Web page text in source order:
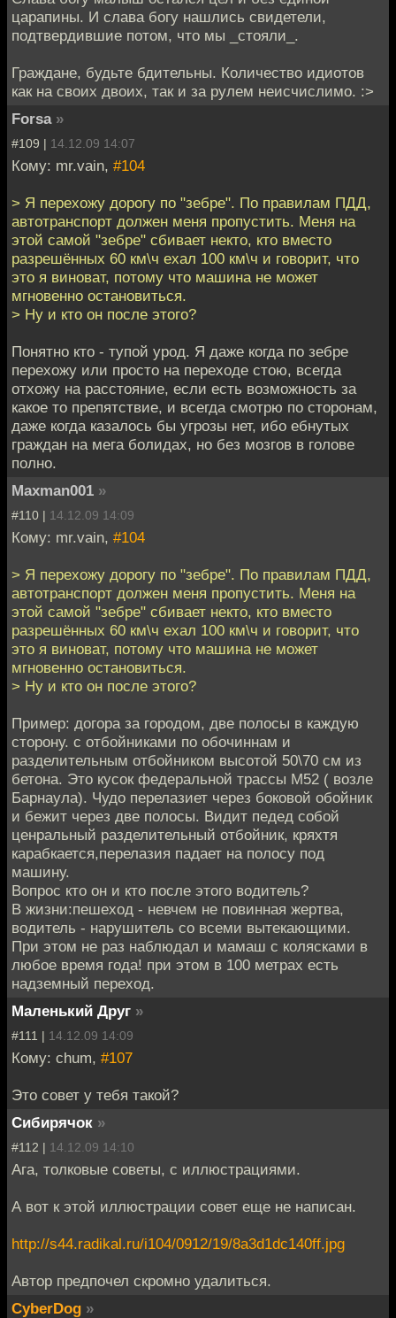
царапины. И слава богу нашлись свидетели,
подтвердившие потом, что мы _стояли_.
Граждане, будьте бдительны. Количество идиотов
как на своих двоих, так и за рулем неисчислимо. :>
Forsa »
#109 | 14.12.09 14:07
Кому: mr.vain, #104
> Я перехожу дорогу по "зебре". По правилам ПДД,
автотранспорт должен меня пропустить. Меня на
этой самой "зебре" сбивает некто, кто вместо
разрешённых 60 км\ч ехал 100 км\ч и говорит, что
это я виноват, потому что машина не может
мгновенно остановиться.
> Ну и кто он после этого?
Понятно кто - тупой урод. Я даже когда по зебре
перехожу или просто на переходе стою, всегда
отхожу на расстояние, если есть возможность за
какое то препятствие, и всегда смотрю по сторонам,
даже когда казалось бы угрозы нет, ибо ебнутых
граждан на мега болидах, но без мозгов в голове
полно.
Maxman001 »
#110 | 14.12.09 14:09
Кому: mr.vain, #104
> Я перехожу дорогу по "зебре". По правилам ПДД,
автотранспорт должен меня пропустить. Меня на
этой самой "зебре" сбивает некто, кто вместо
разрешённых 60 км\ч ехал 100 км\ч и говорит, что
это я виноват, потому что машина не может
мгновенно остановиться.
> Ну и кто он после этого?
Пример: догора за городом, две полосы в каждую
сторону. с отбойниками по обочиннам и
разделительным отбойником высотой 50\70 см из
бетона. Это кусок федеральной трассы М52 ( возле
Барнаула). Чудо перелазиет через боковой обойник
и бежит через две полосы. Видит педед собой
ценральный разделительный отбойник, кряхтя
карабкается,перелазия падает на полосу под
машину.
Вопрос кто он и кто после этого водитель?
В жизни:пешеход - невчем не повинная жертва,
водитель - нарушитель со всеми вытекающими.
При этом не раз наблюдал и мамаш с колясками в
любое время года! при этом в 100 метрах есть
надземный переход.
Маленький Друг »
#111 | 14.12.09 14:09
Кому: chum, #107
Это совет у тебя такой?
Сибирячок »
#112 | 14.12.09 14:10
Ага, толковые советы, с иллюстрациями.
А вот к этой иллюстрации совет еще не написан.
http://s44.radikal.ru/i104/0912/19/8a3d1dc140ff.jpg
Автор предпочел скромно удалиться.
CyberDog »